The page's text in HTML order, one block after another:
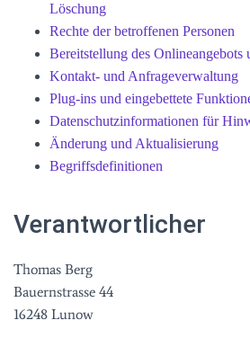
Löschung
Rechte der betroffenen Personen
Bereitstellung des Onlineangebots
Kontakt- und Anfrageverwaltung
Plug-ins und eingebettete
Datenschutzinformationen für
Änderung und Aktualisierung
Begriffsdefinitionen
Verantwortlicher
Thomas Berg
Bauernstrasse 44
16248 Lunow